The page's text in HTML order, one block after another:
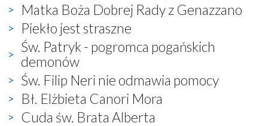
Matka Boża Dobrej Rady z Genazzano
Piekło jest straszne
Św. Patryk - pogromca pogańskich
demonów
Św. Filip Neri nie odmawia pomocy
Bł. Elżbieta Canori Mora
Cuda św. Brata Alberta